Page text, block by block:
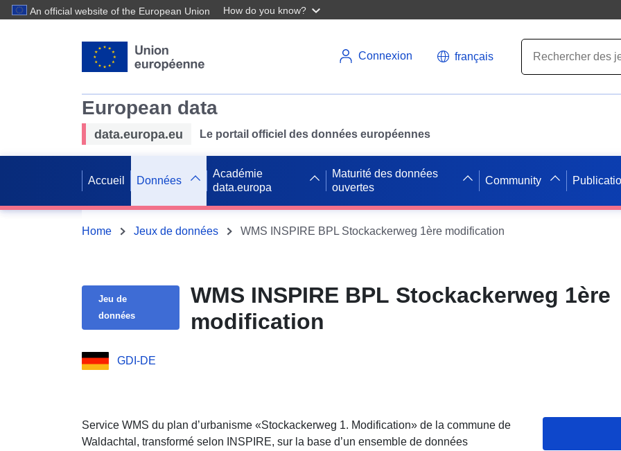
An official website of the European Union How do you know?
Connexion français
European data
data.europa.eu Le portail officiel des données européennes
Accueil Données
Académie
data.europa
Maturité des données
ouvertes
Community
Home Jeux de données WMS INSPIRE BPL Stockackerweg 1ère modification
Jeu de
données
WMS INSPIRE BPL Stockackerweg 1ère
modification
GDI-DE
Service WMS du plan d’urbanisme «Stockackerweg 1. Modification» de la commune de
Waldachtal, transformé selon INSPIRE, sur la base d’un ensemble de données